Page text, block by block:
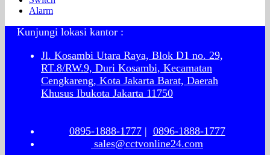
Alarm
Kunjungi lokasi kantor :
Jl. Kosambi Utara Raya, Blok D1 no. 29,
RT.8/RW.9, Duri Kosambi, Kecamatan
Cengkareng, Kota Jakarta Barat, Daerah
Khusus Ibukota Jakarta 11750
0895-1888-1777| 0896-1888-1777
sales@cctvonline24.com